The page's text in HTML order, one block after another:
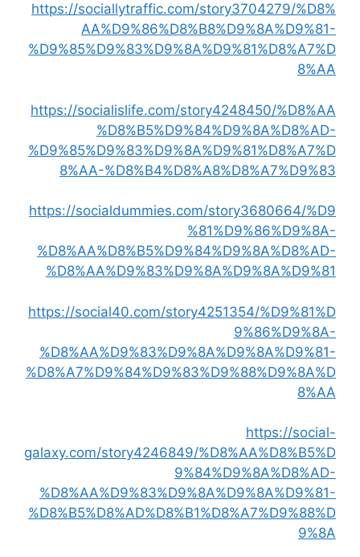
https://sociallytraffic.com/story3704279/%D8%
AA%D9%86%D8%B8%D9%8A%D9%81-
%D9%85%D9%83%D9%8A%D9%81%D8%A7%D
8%AA
https://socialislife.com/story4248450/%D8%AA
%D8%B5%D9%84%D9%8A%D8%AD-
%D9%85%D9%83%D9%8A%D9%81%D8%A7%D
8%AA-%D8%B4%D8%A8%D8%A7%D9%83
https://socialdummies.com/story3680664/%D9
%81%D9%86%D9%8A-
%D8%AA%D8%B5%D9%84%D9%8A%D8%AD-
%D8%AA%D9%83%D9%8A%D9%8A%D9%81
https://social40.com/story4251354/%D9%81%D
9%86%D9%8A-
%D8%AA%D9%83%D9%8A%D9%8A%D9%81-
%D8%A7%D9%84%D9%83%D9%88%D9%8A%D
8%AA
https://social-
galaxy.com/story4246849/%D8%AA%D8%B5%D
9%84%D9%8A%D8%AD-
%D8%AA%D9%83%D9%8A%D9%8A%D9%81-
%D8%B5%D8%AD%D8%B1%D8%A7%D9%88%D
9%8A